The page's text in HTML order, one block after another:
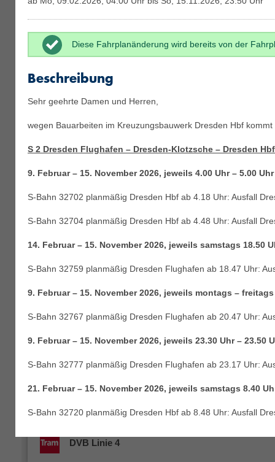
Linie U28
DB Regio AG Südost Linie S1
DB Regio AG Südost Linie S2
DVB Linie 1
DVB Linie 2
DVB Linie 3
DVB Linie 4
Diese Fahrplanänderung wird bereits von der
Beschreibung
Sehr geehrte Damen und Herren,
wegen Bauarbeiten im Kreuzungsbauwerk Dresden Hbf
S 2 Dresden Flughafen – Dresden-Klotzsche – Dresden Hbf
9. Februar – 15. November 2026, jeweils 4.00 Uhr – 5.00
S-Bahn 32702 planmäßig Dresden Hbf ab 4.18 Uhr: Ausfall
S-Bahn 32704 planmäßig Dresden Hbf ab 4.48 Uhr: Ausfall
14. Februar – 15. November 2026, jeweils samstags 18.50
S-Bahn 32759 planmäßig Dresden Flughafen ab 18.47 Uhr:
9. Februar – 15. November 2026, jeweils montags –
S-Bahn 32767 planmäßig Dresden Flughafen ab 20.47 Uhr:
9. Februar – 15. November 2026, jeweils 23.30 Uhr – 23.50
S-Bahn 32777 planmäßig Dresden Flughafen ab 23.17 Uhr:
21. Februar – 15. November 2026, jeweils samstags 8.40
S-Bahn 32720 planmäßig Dresden Hbf ab 8.48 Uhr: Ausfall